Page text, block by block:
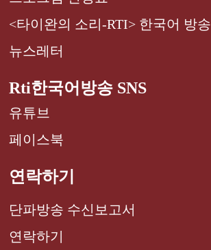
<타이완의 소리-RTI> 한국어 방송
뉴스레터
Rti한국어방송 SNS
유튜브
페이스북
연락하기
단파방송 수신보고서
연락하기